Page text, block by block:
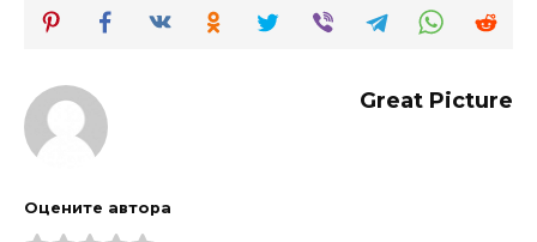
Great Picture
Оцените автора